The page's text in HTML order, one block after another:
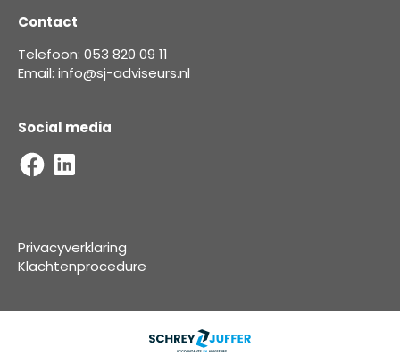
Contact
Telefoon: 053 820 09 11
Email: info@sj-adviseurs.nl
Social media
Privacyverklaring
Klachtenprocedure